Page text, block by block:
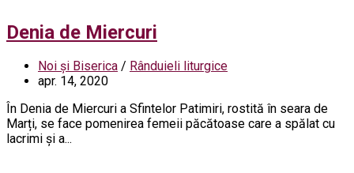
Denia de Miercuri
Noi și Biserica / Rânduieli liturgice
apr. 14, 2020
În Denia de Miercuri a Sfintelor Patimiri, rostită în seara de
Marți, se face pomenirea femeii păcătoase care a spălat cu
lacrimi și a...